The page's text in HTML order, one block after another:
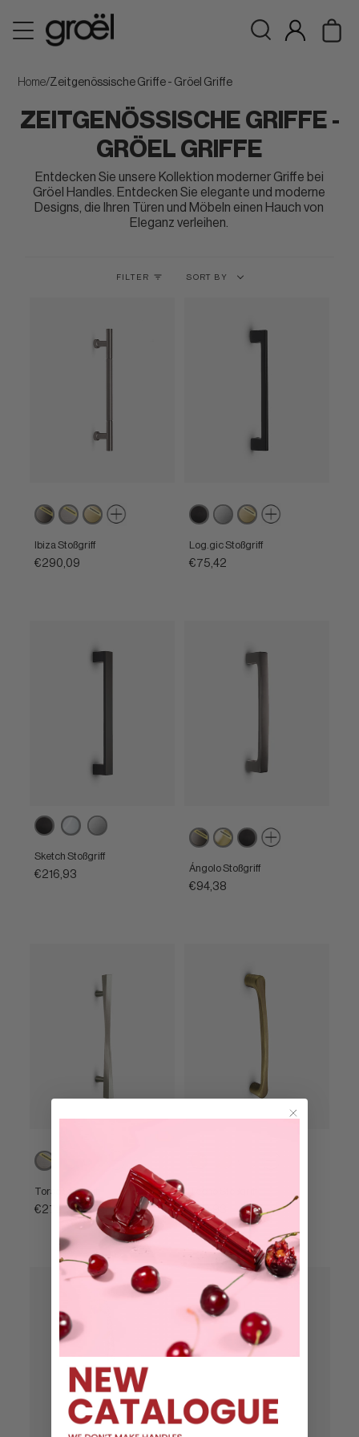
content
SearchMein
Home/Zeitgenössische Griffe - Gröel Griffe
ZEITGENÖSSISCHE GRIFFE -
GRÖEL GRIFFE
Entdecken Sie unsere Kollektion moderner Griffe bei
Gröel Handles. Entdecken Sie elegante und moderne
Designs, die Ihren Türen und Möbeln einen Hauch von
Eleganz verleihen.
FILTER
Sort
SORT BY
Powercoat
Graphit
Powercoat
Edelstahl
Powercoat
satiniertes
Messing
Ibiza Stoßgriff
€290,09
Matt
schwarz
Satiniertes
Chrom
Powercoat
satiniertes
Messing
Log.gic Stoßgriff
€75,42
Matt
schwarz
Poliertes
Chrom
Satiniertes
Chrom
Sketch Stoßgriff
€216,93
Powercoat
Graphit
Powercoat
poliertes
Messing
Matt
schwarz
Ángolo Stoßgriff
€94,38
Powercoat
Edelstahl
Torso Stoßgriff
€272,96 €48,93